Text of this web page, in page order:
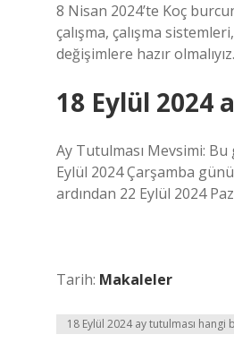
8 Nisan 2024’te Koç
çalışma, çalışma
değişimlere hazır olmalıyız.
18 Eylül 2024
Ay Tutulması Mevsimi:
Eylül 2024 Çarşamba
ardından 22 Eylül 2024
Tarih: Makaleler
18 Eylül 2024 ay tutulması hangi